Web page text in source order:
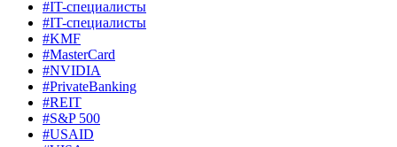
#IT-специалисты
#IT-специалисты
#KMF
#MasterCard
#NVIDIA
#PrivateBanking
#REIT
#S&P 500
#USAID